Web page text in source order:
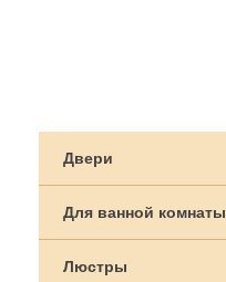
по
записям
Двери
Для ванной комнаты
Люстры